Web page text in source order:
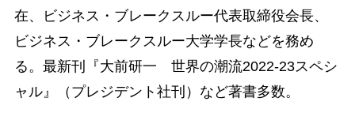
在、ビジネス・ブレークスルー代表取締役会長、
ビジネス・ブレークスルー大学学長などを務め
る。最新刊『大前研一 世界の潮流2022-23スペシ
ャル』（プレジデント社刊）など著書多数。